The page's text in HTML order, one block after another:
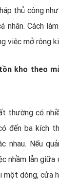
thủ công
nhân. Cách
việc mở rộng
kho theo
thường có
đến ba kích
nhau. Nếu
nhầm lẫn giữa
một dòng, cửa